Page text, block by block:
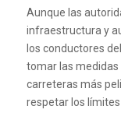
Aunque las
infraestructura y
los conductores
tomar las medidas
carreteras más
respetar los